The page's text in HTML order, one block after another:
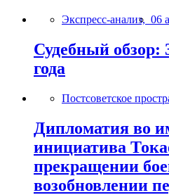
Экспресс-анализ, 06
Судебный обзор:
года
Постсоветское
Дипломатия во
инициатива
прекращении
возобновлении